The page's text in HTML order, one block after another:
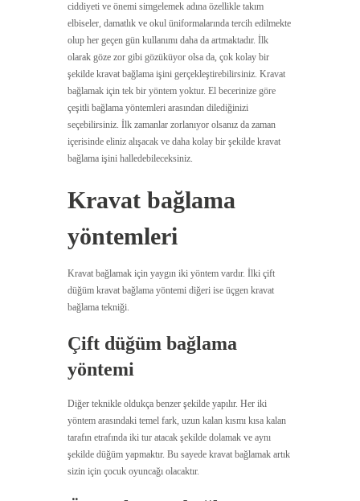
ciddiyeti ve önemi simgelemek adına özellikle takım
elbiseler, damatlık ve okul üniformalarında tercih edilmekte
olup her geçen gün kullanımı daha da artmaktadır. İlk
olarak göze zor gibi gözüküyor olsa da, çok kolay bir
şekilde kravat bağlama işini gerçekleştirebilirsiniz. Kravat
bağlamak için tek bir yöntem yoktur. El becerinize göre
çeşitli bağlama yöntemleri arasından dilediğinizi
seçebilirsiniz. İlk zamanlar zorlanıyor olsanız da zaman
içerisinde eliniz alışacak ve daha kolay bir şekilde kravat
bağlama işini halledebileceksiniz.
Kravat bağlama
yöntemleri
Kravat bağlamak için yaygın iki yöntem vardır. İlki çift
düğüm kravat bağlama yöntemi diğeri ise üçgen kravat
bağlama tekniği.
Çift düğüm bağlama
yöntemi
Diğer teknikle oldukça benzer şekilde yapılır. Her iki
yöntem arasındaki temel fark, uzun kalan kısmı kısa kalan
tarafın etrafında iki tur atacak şekilde dolamak ve aynı
şekilde düğüm yapmaktır. Bu sayede kravat bağlamak artık
sizin için çocuk oyuncağı olacaktır.